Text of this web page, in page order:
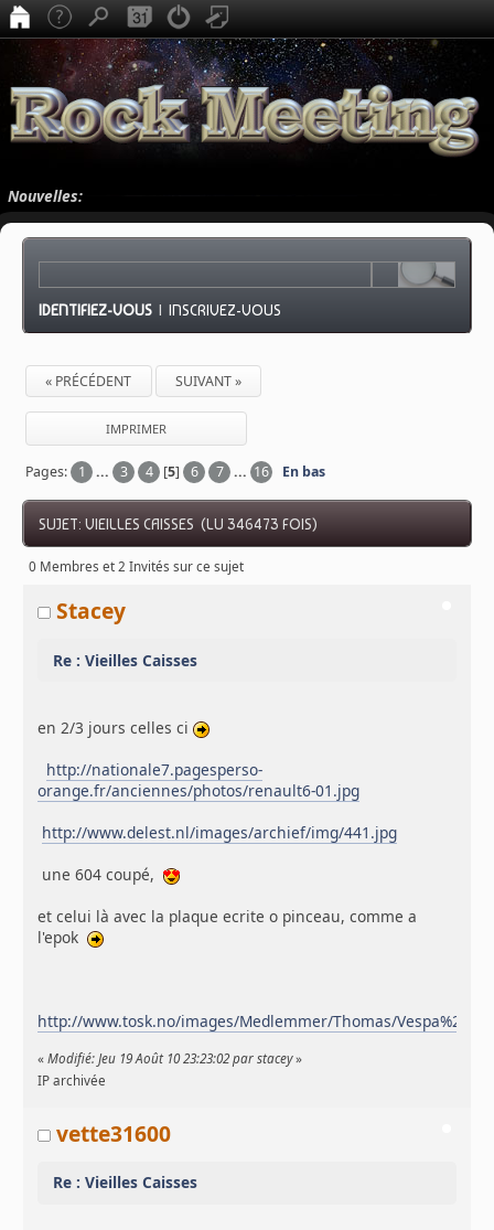
Nouvelles:
IDENTIFIEZ-VOUS |INSCRIVEZ-VOUS
« PRÉCÉDENT SUIVANT »
IMPRIMER
Pages: 1 ... 3 4 [5] 6 7 ... 16 En bas
SUJET: VIEILLES CAISSES (LU 346473 FOIS)
0 Membres et 2 Invités sur ce sujet
Stacey
Re : Vieilles Caisses
en 2/3 jours celles ci
http://nationale7.pagesperso-
orange.fr/anciennes/photos/renault6-01.jpg
http://www.delest.nl/images/archief/img/441.jpg
une 604 coupé,
et celui là avec la plaque ecrite o pinceau, comme a
l'epok
http://www.tosk.no/images/Medlemmer/Thomas/
«Modifié: Jeu 19 Août 10 23:23:02 par stacey»
IP archivée
vette31600
Re : Vieilles Caisses